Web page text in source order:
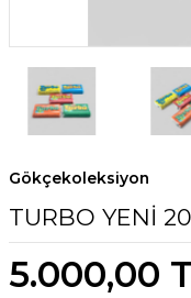
Gökçekoleksiyon
TURBO YENİ
5.000,00